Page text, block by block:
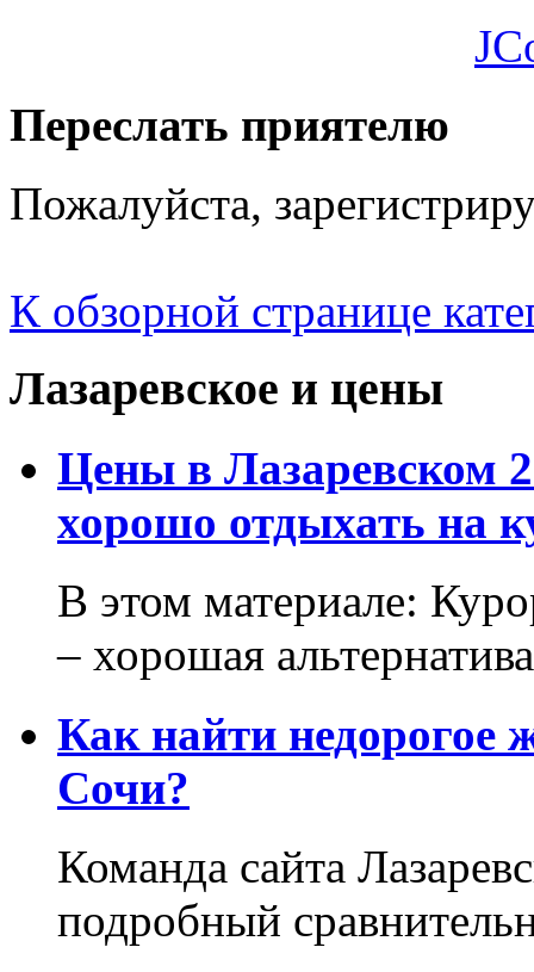
Переслать приятелю
Пожалуйста,
К обзорной странице
Лазаревское и цены
Цены в Лазаревском
хорошо отдыхать на
В этом материале:
– хорошая
Как найти недорогое
Сочи?
Команда сайта
подробный